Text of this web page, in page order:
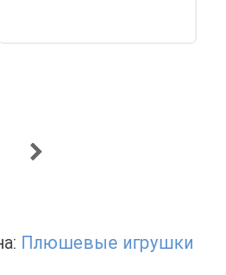
Плюшевые игрушки